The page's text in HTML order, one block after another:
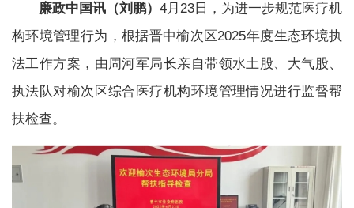
廉政中国讯（刘鹏） 4月23日，为进一步规范医疗机
构环境管理行为，根据晋中榆次区2025年度生态环境执
法工作方案，由周河军局长亲自带领水土股、大气股、
执法队对榆次区综合医疗机构环境管理情况进行监督帮
扶检查。